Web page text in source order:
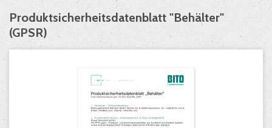
Produktsicherheitsdatenblatt "Behälter"
(GPSR)